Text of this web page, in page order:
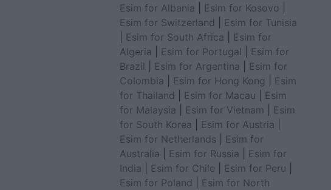
Esim for Albania
Esim for Kosovo
Esim for Switzerland
Esim for Tunisia
Esim for South Africa
Esim for
Algeria
Esim for Portugal
Esim for
Brazil
Esim for Argentina
Esim for
Colombia
Esim for Hong Kong
Esim
for Thailand
Esim for Macau
Esim
for Malaysia
Esim for Vietnam
Esim
for South Korea
Esim for Austria
Esim for Netherlands
Esim for
Australia
Esim for Russia
Esim for
India
Esim for Chile Esim for Peru
Esim for Poland
Esim for North